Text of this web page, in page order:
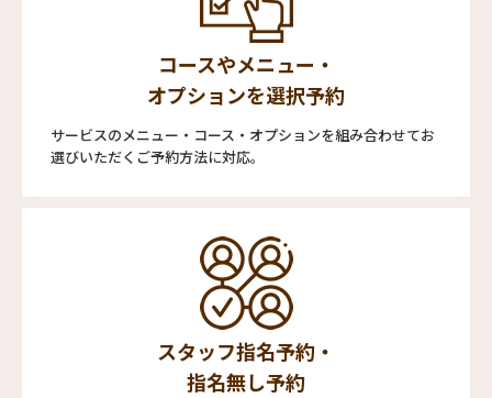
コースやメニュー・
オプションを選択予約
サービスのメニュー・コース・オプションを組み合わせてお
選びいただくご予約方法に対応。
スタッフ指名予約・
指名無し予約